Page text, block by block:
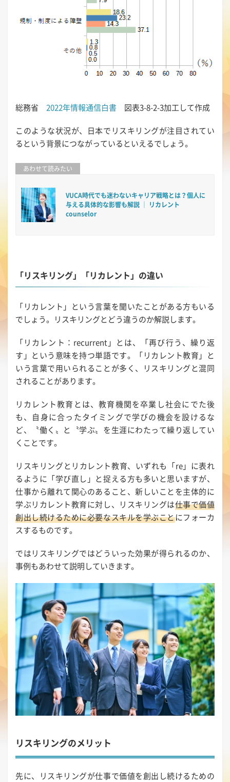
総務省 2022年情報通信白書 図表3-8-2-3加工して作成
このような状況が、日本でリスキリングが注目されてい
るという背景につながっているといえるでしょう。
あわせて読みたい
VUCA時代でも迷わないキャリア戦略とは？個人に
与える具体的な影響も解説 ｜ リカレント
counselor
「リスキリング」「リカレント」の違い
「リカレント」という言葉を聞いたことがある方もいる
でしょう。リスキリングとどう違うのか解説します。
「リカレント：recurrent」とは、「再び行う、繰り返
す」という意味を持つ単語です。「リカレント教育」と
いう言葉で用いられることが多く、リスキリングと混同
されることがあります。
リカレント教育とは、教育機関を卒業し社会にでた後
も、自身に合ったタイミングで学びの機会を設けるな
ど、〝働く〟と〝学ぶ〟を生涯にわたって繰り返してい
くことです。
リスキリングとリカレント教育、いずれも「re」に表れ
るように「学び直し」と捉える方も多いと思いますが、
仕事から離れて関心のあること、新しいことを主体的に
学ぶリカレント教育に対し、リスキリングは仕事で価値
創出し続けるために必要なスキルを学ぶことにフォーカ
スするものです。
ではリスキリングではどういった効果が得られるのか、
事例もあわせて説明していきます。
リスキリングのメリット
先に、リスキリングが仕事で価値を創出し続けるための